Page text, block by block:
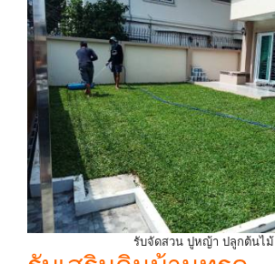
รับจัดสวน ปูหญ้า ปลูกต้นไม้